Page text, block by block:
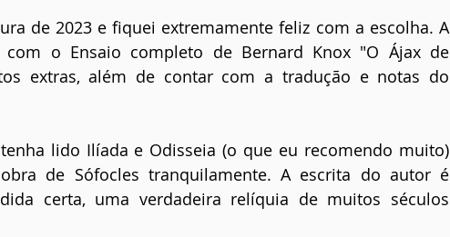
de 2023 e fiquei extremamente feliz com a escolha. A
o Ensaio completo de Bernard Knox "O Ájax de
extras, além de contar com a tradução e notas do
lido Ilíada e Odisseia (o que eu recomendo muito)
de Sófocles tranquilamente. A escrita do autor é
certa, uma verdadeira relíquia de muitos séculos